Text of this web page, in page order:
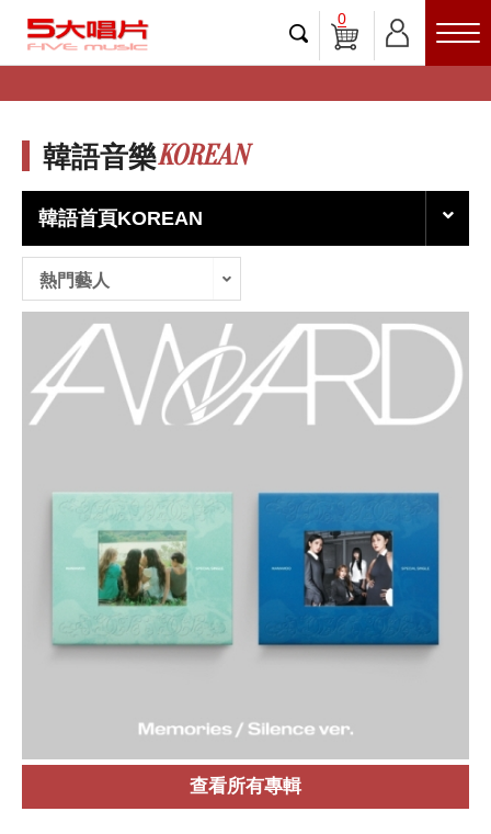
0
韓語音樂KOREAN
韓語首頁KOREAN
熱門藝人
查看所有專輯